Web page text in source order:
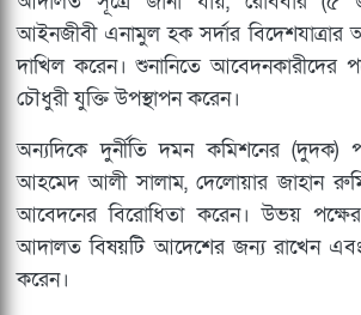
আইনজীবী এনামুল হক সর্দার
দাখিল করেন। শুনানিতে আবেদনকারীদের
চৌধুরী যুক্তি উপস্থাপন করেন।
অন্যদিকে দুর্নীতি দমন কমিশনের (দুদক)
আহমেদ আলী সালাম, দেলোয়ার জাহান
আবেদনের বিরোধিতা করেন। উভয়
আদালত বিষয়টি আদেশের জন্য রাখেন
করেন।